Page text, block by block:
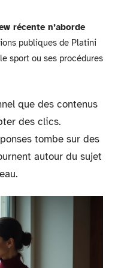
récente n’aborde
publiques de Platini
sport ou ses procédures
que des contenus
des clics.
tombe sur des
autour du sujet